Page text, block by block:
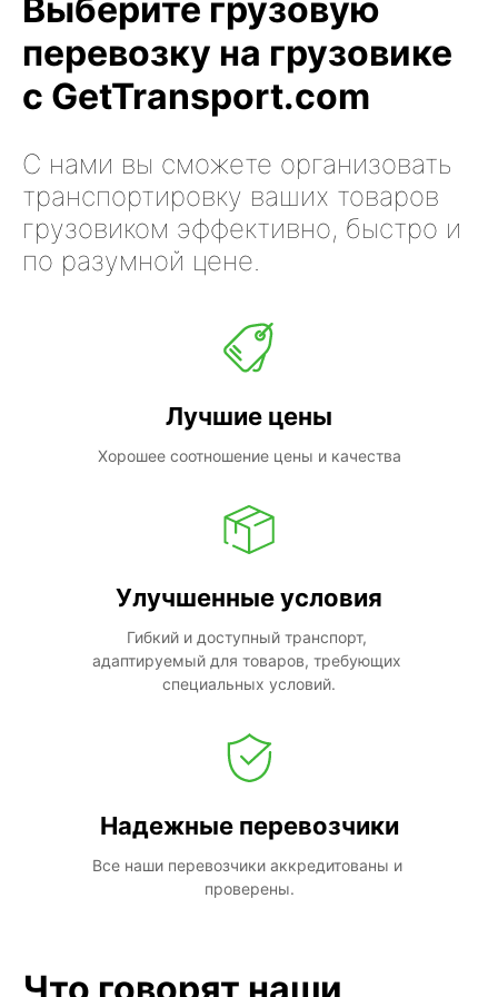
Выберите грузовую
перевозку на грузовике
с GetTransport.com
С нами вы сможете организовать
транспортировку ваших товаров
грузовиком эффективно, быстро и
по разумной цене.
Лучшие цены
Хорошее соотношение цены и качества
Улучшенные условия
Гибкий и доступный транспорт,
адаптируемый для товаров, требующих
специальных условий.
Надежные перевозчики
Все наши перевозчики аккредитованы и
проверены.
Что говорят наши